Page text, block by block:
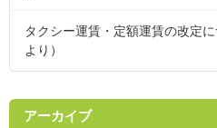
タクシー運賃・定額運賃の改定
より）
アーカイブ